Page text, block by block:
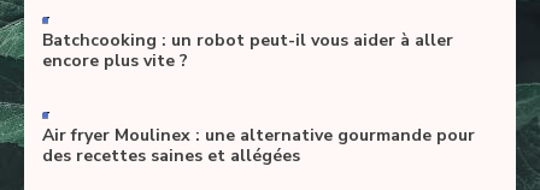
-
Batchcooking : un robot peut-il vous aider à aller
encore plus vite ?
-
Air fryer Moulinex : une alternative gourmande pour
des recettes saines et allégées